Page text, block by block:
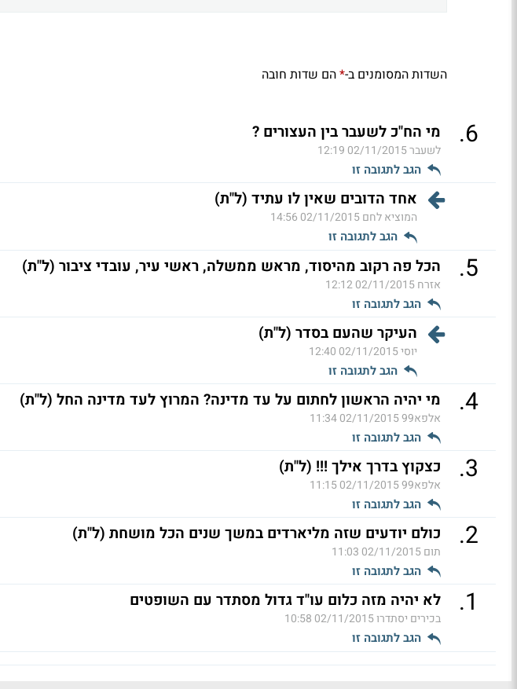
השדות המסומנים ב-*הם שדות חובה
6
. מי הח"כ לשעבר בין העצורים ?
לשעבר02/11/2015 12:19
הגב לתגובה זו
אחד הדובים שאין לו עתיד (ל"ת)
המוציא לחם02/11/2015 14:56
הגב לתגובה זו
5
. הכל פה רקוב מהיסוד, מראש ממשלה, ראשי עיר, עובדי ציבור (ל"ת)
אזרח02/11/2015 12:12
הגב לתגובה זו
העיקר שהעם בסדר (ל"ת)
יוסי02/11/2015 12:40
הגב לתגובה זו
4
. מי יהיה הראשון לחתום על עד מדינה? המרוץ לעד מדינה החל (ל"ת)
אלפא99 02/11/2015 11:34
הגב לתגובה זו
3
. כצקוץ בדרך אילך !!! (ל"ת)
אלפא99 02/11/2015 11:15
הגב לתגובה זו
2
. כולם יודעים שזה מליארדים במשך שנים הכל מושחת (ל"ת)
תום02/11/2015 11:03
הגב לתגובה זו
1
. לא יהיה מזה כלום עו"ד גדול מסתדר עם השופטים
בכירים יסתדרו02/11/2015 10:58
הגב לתגובה זו